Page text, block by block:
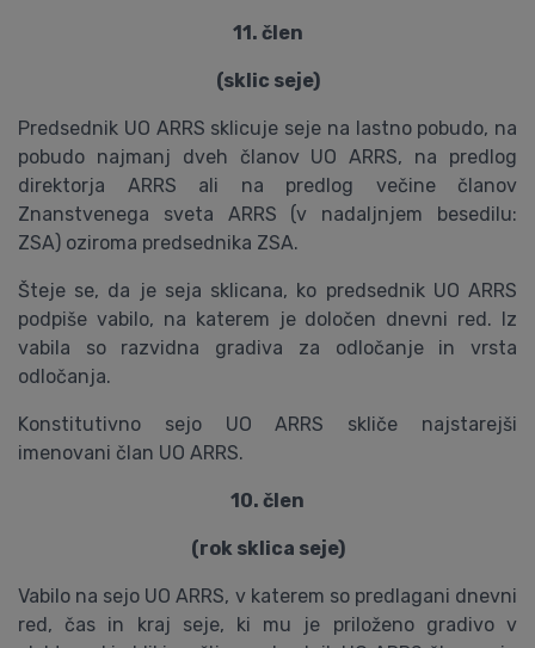
11. člen
(sklic seje)
Predsednik UO ARRS sklicuje seje na lastno pobudo, na
pobudo najmanj dveh članov UO ARRS, na predlog
direktorja ARRS ali na predlog večine članov
Znanstvenega sveta ARRS (v nadaljnjem besedilu:
ZSA) oziroma predsednika ZSA.
Šteje se, da je seja sklicana, ko predsednik UO ARRS
podpiše vabilo, na katerem je določen dnevni red. Iz
vabila so razvidna gradiva za odločanje in vrsta
odločanja.
Konstitutivno sejo UO ARRS skliče najstarejši
imenovani član UO ARRS.
10. člen
(rok sklica seje)
Vabilo na sejo UO ARRS, v katerem so predlagani dnevni
red, čas in kraj seje, ki mu je priloženo gradivo v